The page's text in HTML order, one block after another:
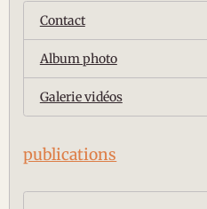
Contact
Album photo
Galerie vidéos
publications